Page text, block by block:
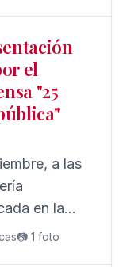
el
"25
a las
en la
del Valle
📷 1 foto